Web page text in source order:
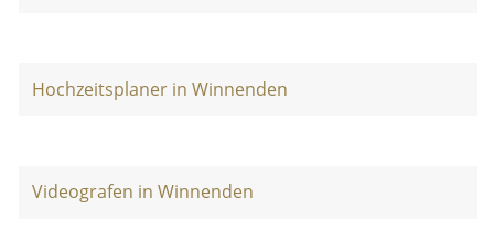
Hochzeitsplaner in Winnenden
Videografen in Winnenden